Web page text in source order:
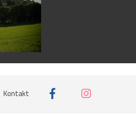
Kontakt